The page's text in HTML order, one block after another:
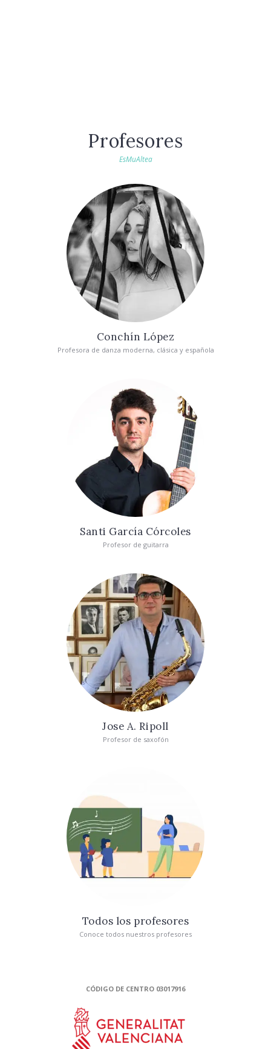
Profesores
EsMuAltea
Conchín López
Profesora de danza moderna, clásica y española
Santi García Córcoles
Profesor de guitarra
Jose A. Ripoll
Profesor de saxofón
Todos los profesores
Conoce todos nuestros profesores
CÓDIGO DE CENTRO 03017916